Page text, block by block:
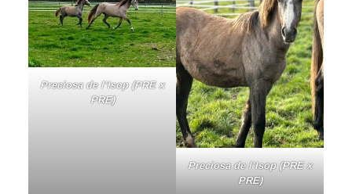
Preciosa de l’Isop (PRE x
PRE)
Preciosa de l’Isop (PRE x
PRE)